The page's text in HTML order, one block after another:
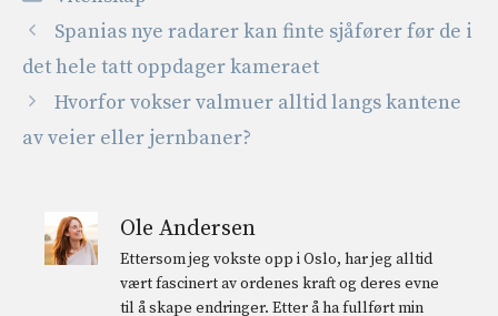
Spanias nye radarer kan finte sjåfører før de i
det hele tatt oppdager kameraet
Hvorfor vokser valmuer alltid langs kantene
av veier eller jernbaner?
Ole Andersen
Ettersom jeg vokste opp i Oslo, har jeg alltid
vært fascinert av ordenes kraft og deres evne
til å skape endringer. Etter å ha fullført min